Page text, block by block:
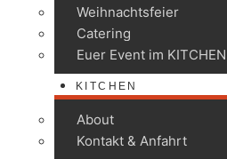
Weihnachtsfeier
Catering
Euer Event im KITCHEN
KITCHEN
About
Kontakt & Anfahrt